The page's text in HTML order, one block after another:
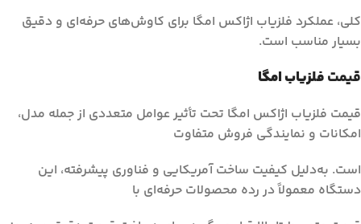
کلی، عملکرد فلزیاب اژاکس امگا برای کاوش‌های حرفه‌ای و دقیق
بسیار مناسب است.
قیمتفلزیاب امگا
قیمت فلزیاب اژاکس امگا تحت تأثیر عوامل متعددی از جمله مدل،
امکانات و نمایندگی فروش متفاوت
است. به‌دلیل کیفیت ساخت آمریکایی و فناوری پیشرفته، این
دستگاه معمولاً در رده محصولات حرفه‌ای با